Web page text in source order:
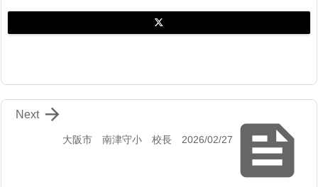

大阪市 南津守小 校長 2026/02/27

Next